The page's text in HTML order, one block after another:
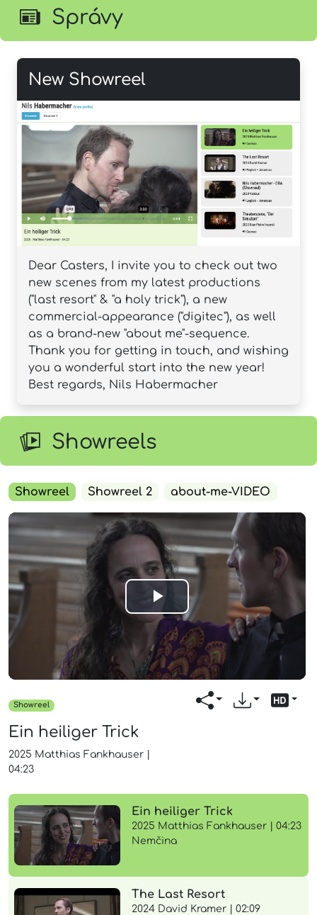
Správy
New Showreel
Dear Casters, I invite you to check out two
new scenes from my latest productions
("last resort" & "a holy trick"), a new
commercial-appearance ("digitec"), as well
as a brand-new "about me"-sequence.
Thank you for getting in touch, and wishing
you a wonderful start into the new year!
Best regards, Nils Habermacher
Showreels
Showreel Showreel 2 about-me-VIDEO
Play
Video
Showreel
Ein heiliger Trick
2025 Matthias Fankhauser
04:23
Ein heiliger Trick
2025 Matthias Fankhauser | 04:23
Nemčina
The Last Resort
2024 David Kramer | 02:09